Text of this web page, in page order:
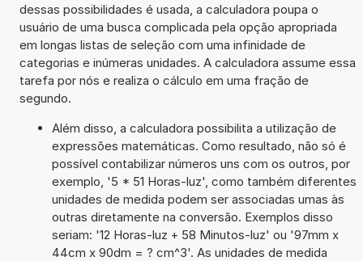
dessas possibilidades é usada, a calculadora poupa o
usuário de uma busca complicada pela opção apropriada
em longas listas de seleção com uma infinidade de
categorias e inúmeras unidades. A calculadora assume essa
tarefa por nós e realiza o cálculo em uma fração de
segundo.
Além disso, a calculadora possibilita a utilização de
expressões matemáticas. Como resultado, não só é
possível contabilizar números uns com os outros, por
exemplo, '5 * 51 Horas-luz', como também diferentes
unidades de medida podem ser associadas umas às
outras diretamente na conversão. Exemplos disso
seriam: '12 Horas-luz + 58 Minutos-luz' ou '97mm x
44cm x 90dm = ? cm^3'. As unidades de medida